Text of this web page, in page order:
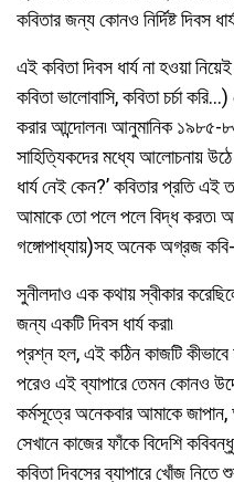
কবিতার জন্য কোনও নির্দিষ্ট দিবস
এই কবিতা দিবস ধার্য না হওয়া
কবিতা ভালোবাসি, কবিতা চর্চা
করার আন্দোলন৷ আনুমানিক ১৯৮৫-
সাহিত্যিকদের মধ্যে আলোচনায়
ধার্য নেই কেন?’ কবিতার প্রতি এই
আমাকে তো পলে পলে বিদ্ধ করত৷
গঙ্গোপাধ্যায়)সহ অনেক অগ্রজ কবি-
সুনীলদাও এক কথায় স্বীকার
জন্য একটি দিবস ধার্য করা৷
প্রশ্ন হল, এই কঠিন কাজটি
পরেও এই ব্যাপারে তেমন কোনও
কর্মসূত্রে অনেকবার আমাকে
সেখানে কাজের ফাঁকে বিদেশি
কবিতা দিবসের ব্যাপারে খোঁজ